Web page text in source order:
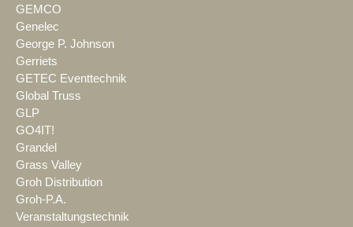
GEMCO
Genelec
George P. Johnson
Gerriets
GETEC Eventtechnik
Global Truss
GLP
GO4IT!
Grandel
Grass Valley
Groh Distribution
Groh-P.A.
Veranstaltungstechnik